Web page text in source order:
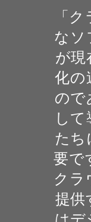
「
なソ
が現
化の
ので
し
たち
要で
クラ
提供